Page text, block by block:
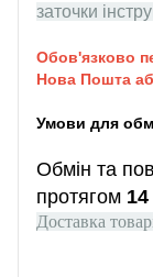
заточки
Обов'язково
Нова Пошта
Умови для
Обмін та
протягом 14
Доставка